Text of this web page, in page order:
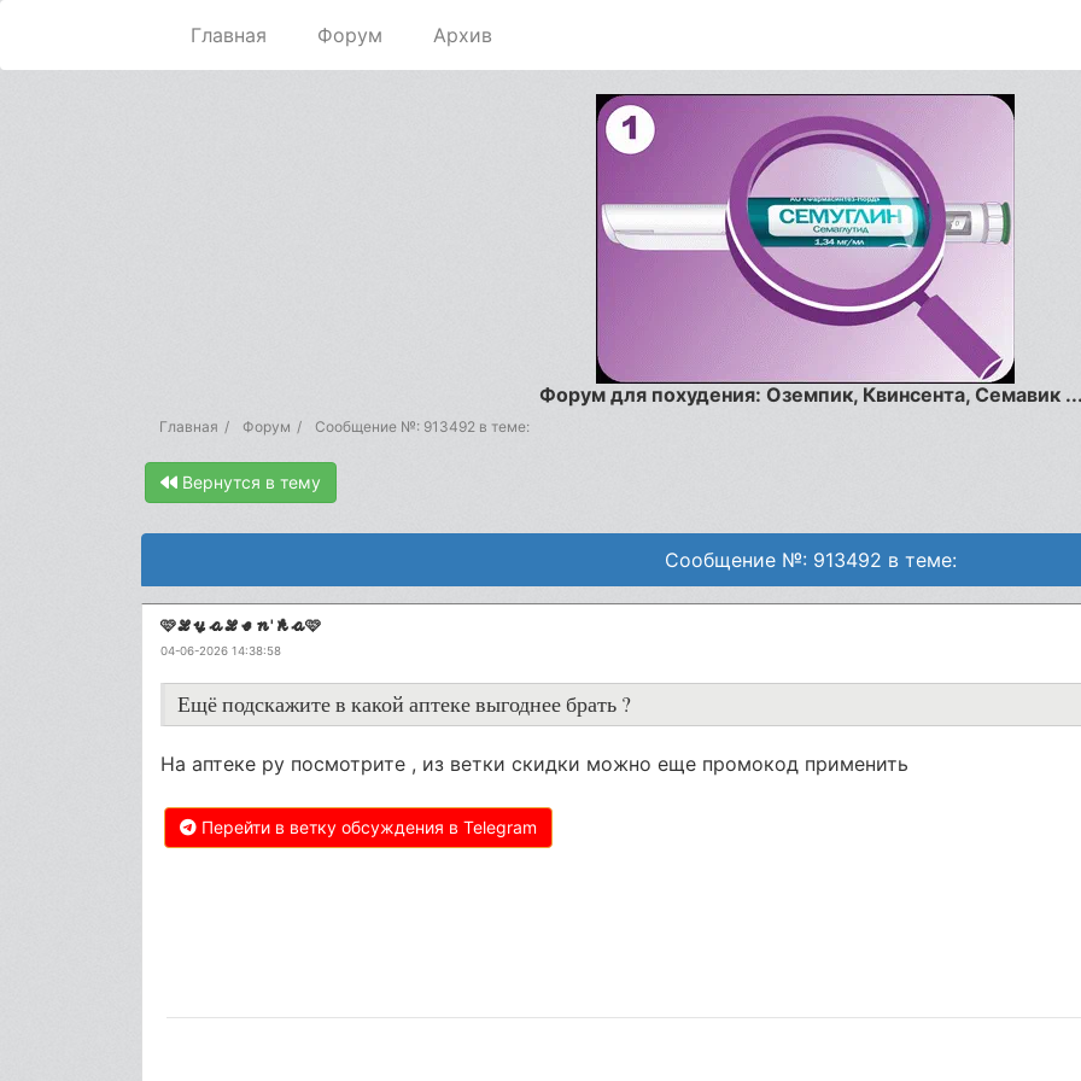
Главная Форум Архив
Форум для похудения: Оземпик, Квинсента, Семавик
Главная Форум Сообщение №: 913492 в теме:
Вернутся в тему
Сообщение №: 913492 в теме:
🩷𝓛𝔂𝓪𝓛𝓮𝓷'𝓴𝓪🩷
04-06-2026 14:38:58
Ещё подскажите в какой аптеке выгоднее брать ?
На аптеке ру посмотрите , из ветки скидки можно еще промокод применить
Перейти в ветку обсуждения в Telegram